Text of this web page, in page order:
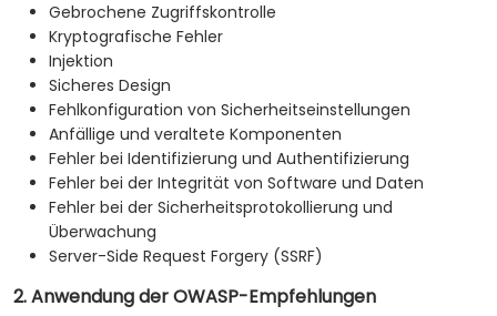
Gebrochene Zugriffskontrolle
Kryptografische Fehler
Injektion
Sicheres Design
Fehlkonfiguration von Sicherheitseinstellungen
Anfällige und veraltete Komponenten
Fehler bei Identifizierung und Authentifizierung
Fehler bei der Integrität von Software und Daten
Fehler bei der Sicherheitsprotokollierung und
Überwachung
Server-Side Request Forgery (SSRF)
2. Anwendung der OWASP-Empfehlungen